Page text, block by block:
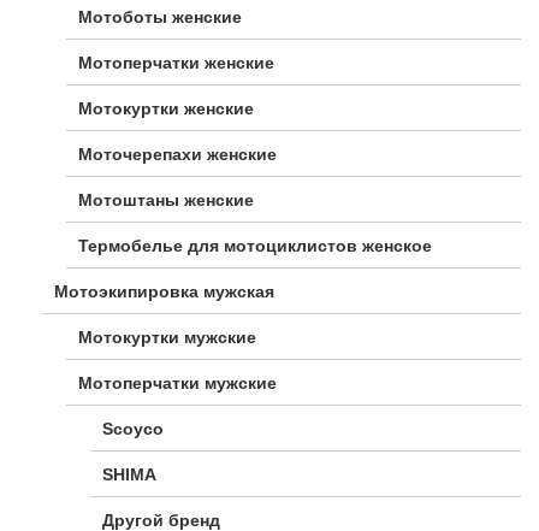
Мотоботы женские
Мотоперчатки женские
Мотокуртки женские
Моточерепахи женские
Мотоштаны женские
Термобелье для мотоциклистов женское
Мотоэкипировка мужская
Мотокуртки мужские
Мотоперчатки мужские
Scoyco
SHIMA
Другой бренд